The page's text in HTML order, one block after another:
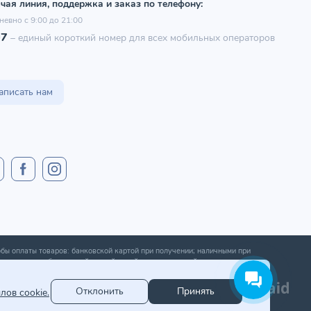
линия, поддержка и заказ по телефону:
с 9:00 до 21:00
– единый короткий номер для всех мобильных операторов
нам
оплаты товаров: банковской картой при получении; наличными при
оплата банковской картой онлайн; оплата картой рассрочки.
cookie.
Отклонить Принять